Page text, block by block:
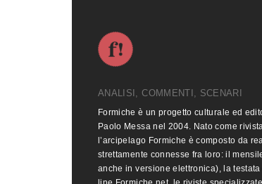
ANALISI, COMMENTI, SCENARI
Formiche è un progetto culturale ed
Paolo Messa nel 2004. Nato come
l’arcipelago Formiche è composto da
strettamente connesse fra loro: il
anche in versione elettronica), la